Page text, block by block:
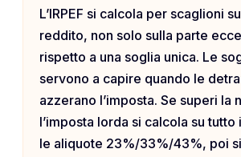
L’IRPEF si calcola per scaglioni
reddito, non solo sulla parte
rispetto a una soglia unica. Le
servono a capire quando le
azzerano l’imposta. Se superi la
l’imposta lorda si calcola su
le aliquote 23%/33%/43%, poi